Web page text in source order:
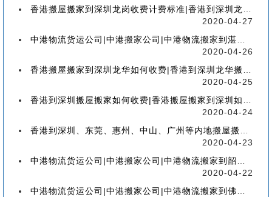
香港搬屋搬家到深圳龙岗收费计费标准|香港到深圳龙岗区搬家如何收费【香港搬家到龙岗】
2020-04-27
中港物流货运公司|中港搬家公司|中港物流搬家到湛江流程、联运、包装、价格、电话、标准
2020-04-26
香港搬屋搬家到深圳龙华如何收费|香港到深圳龙华搬屋搬家收费标准-【服务客户操作实感】
2020-04-25
香港到深圳搬屋搬家如何收费|香港搬屋搬家到深圳如何计费-【分享公司具体报价操作流程】
2020-04-24
香港到深圳、东莞、惠州、中山、广州等内地搬屋搬家，如何选择香港物流搬家公司
2020-04-23
中港物流货运公司|中港搬家公司|中港物流搬家到韶关流程、联运、包装、价格、电话、标准
2020-04-22
中港物流货运公司|中港搬家公司|中港物流搬家到佛山流程、联运、包装、价格、电话、标准